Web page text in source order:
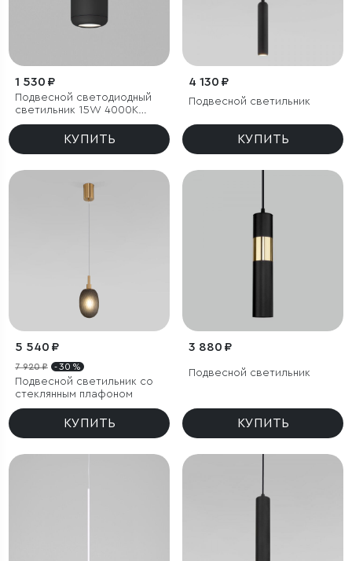
1 530 ₽
Подвесной светодиодный
светильник 15W 4000K
чёрный
КУПИТЬ
4 130 ₽
Подвесной светильник
КУПИТЬ
5 540 ₽
7 920 ₽ - 30 %
Подвесной светильник со
стеклянным плафоном
КУПИТЬ
3 880 ₽
Подвесной светильник
КУПИТЬ